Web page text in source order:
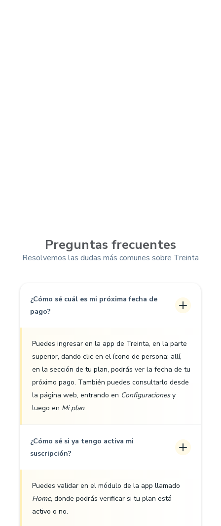
Preguntas frecuentes
Resolvemos las dudas más comunes sobre Treinta
¿Cómo sé cuál es mi próxima fecha de
pago?
Puedes ingresar en la app de Treinta, en la parte
superior, dando clic en el ícono de persona; allí,
en la sección de tu plan, podrás ver la fecha de tu
próximo pago. También puedes consultarlo desde
la página web, entrando en Configuracionesy
luego en Mi plan.
¿Cómo sé si ya tengo activa mi
suscripción?
Puedes validar en el módulo de la app llamado
Home, donde podrás verificar si tu plan está
activo o no.